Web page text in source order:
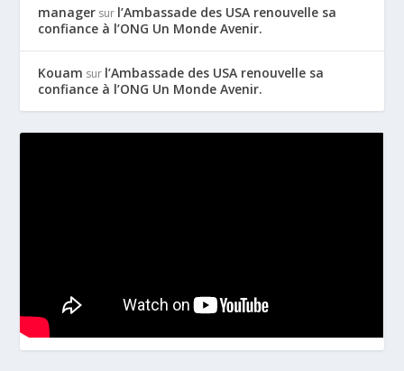
manager sur l’Ambassade des USA renouvelle sa
confiance à l’ONG Un Monde Avenir.
Kouam sur l’Ambassade des USA renouvelle sa
confiance à l’ONG Un Monde Avenir.